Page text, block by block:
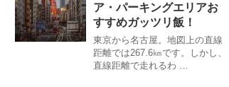
ア・パーキングエリアお
すすめガッツリ飯！
東京から名古屋。地図上の直線
距離では267.6㎞です。しかし、
直線距離で走れるわ …